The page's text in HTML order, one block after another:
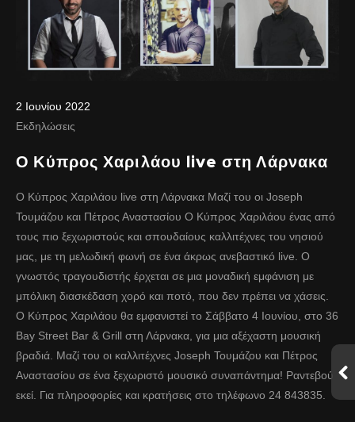
2 Ιουνίου 2022
Εκδηλώσεις
Ο Κύπρος Χαριλάου live στη Λάρνακα
Ο Κύπρος Χαριλάου live στη Λάρνακα Μαζί του οι Joseph
Τουμάζου και Πέτρος Αναστασίου Ο Κύπρος Χαριλάου ένας από
τους πιο ξεχωριστούς και σπουδαίους καλλιτέχνες του νησιού
μας, με τη μελωδική φωνή σε ένα άκρως ανεβαστικό live. Ο
γνωστός τραγουδιστής έρχεται σε μια μοναδική εμφάνιση με
μπόλικη διασκέδαση χορό και ποτό, που δεν πρέπει να χάσεις.
Ο Κύπρος Χαριλάου θα εμφανιστεί το Σάββατο 4 Ιουνίου, στο 36
Bay Street Bar & Grill στη Λάρνακα, για μια αξέχαστη μουσική
βραδιά. Μαζί του οι καλλιτέχνες Joseph Τουμάζου και Πέτρος
Αναστασίου σε ένα ξεχωριστό μουσικό συναπάντημα! Ραντεβού
εκεί. Για πληροφορίες και κρατήσεις στο τηλέφωνο 24 843835.